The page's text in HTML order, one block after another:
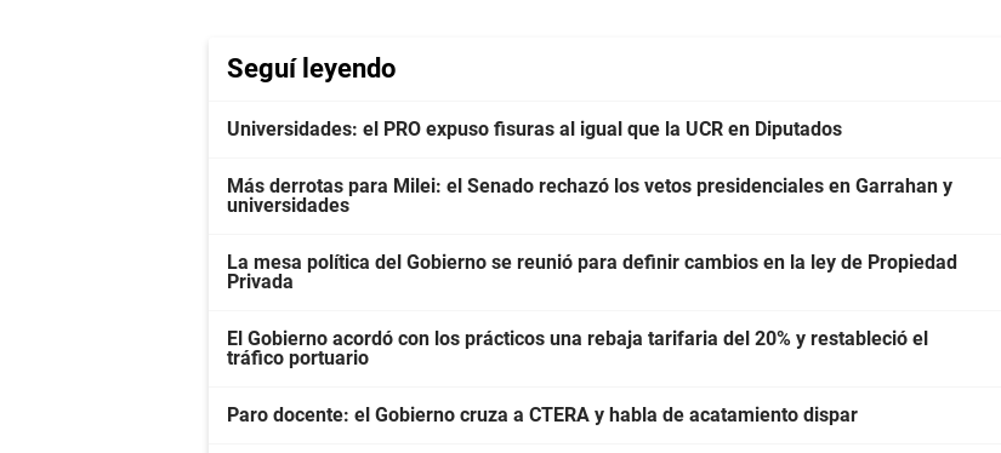
Seguí leyendo
Universidades: el PRO expuso fisuras al igual que la UCR en Diputados
Más derrotas para Milei: el Senado rechazó los vetos presidenciales en Garrahan y
universidades
La mesa política del Gobierno se reunió para definir cambios en la ley de Propiedad
Privada
El Gobierno acordó con los prácticos una rebaja tarifaria del 20% y restableció el
tráfico portuario
Paro docente: el Gobierno cruza a CTERA y habla de acatamiento dispar